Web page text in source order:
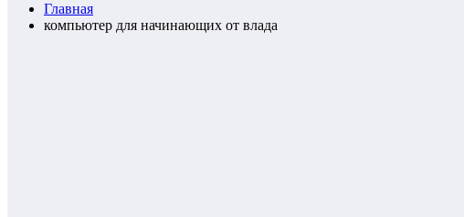
Главная
компьютер для начинающих от влада